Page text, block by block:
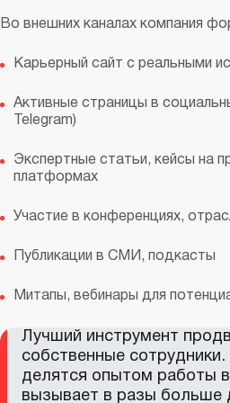
Во внешних каналах компания
Карьерный сайт с реальными
Активные страницы в
Telegram)
Экспертные статьи, кейсы на
платформах
Участие в конференциях,
Публикации в СМИ, подкасты
Митапы, вебинары для
Лучший инструмент
собственные
делятся опытом работы
вызывает в разы больше